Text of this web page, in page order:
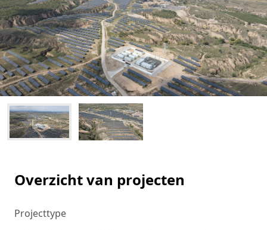
Overzicht van projecten
Projecttype